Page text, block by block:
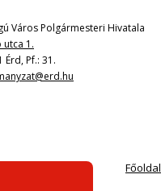
Város Polgármesteri Hivatala
utca 1.
Érd, Pf.: 31.
Főoldal